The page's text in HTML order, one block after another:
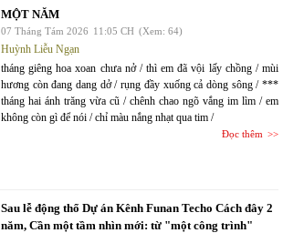
MỘT NĂM
07 Tháng Tám 2026 11:05 CH (Xem: 64)
Huỳnh Liễu Ngạn
tháng giêng hoa xoan chưa nở / thì em đã vội lấy chồng / mùi
hương còn đang dang dở / rụng đầy xuống cả dòng sông / ***
tháng hai ánh trăng vừa cũ / chênh chao ngõ vắng im lìm / em
không còn gì để nói / chỉ màu nắng nhạt qua tim /
Đọc thêm
Sau lễ động thổ Dự án Kênh Funan Techo Cách đây 2
năm, Cần một tầm nhìn mới: từ "một công trình"